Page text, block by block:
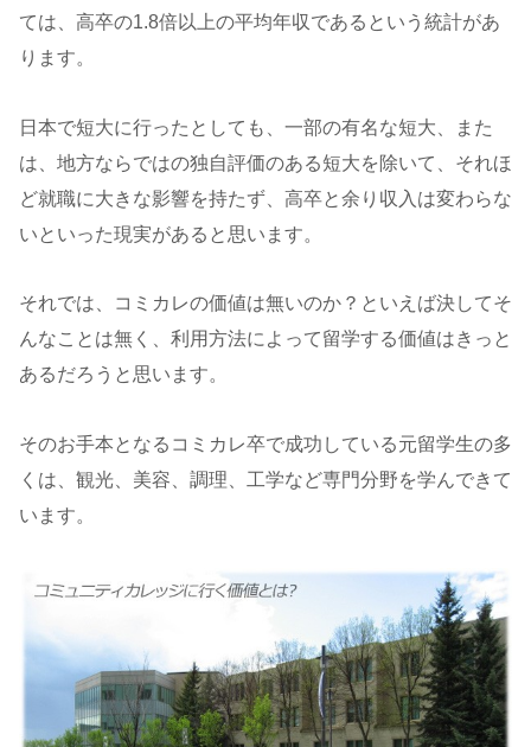
ては、高卒の1.8倍以上の平均年収であるという統計があ
ります。
日本で短大に行ったとしても、一部の有名な短大、また
は、地方ならではの独自評価のある短大を除いて、それほ
ど就職に大きな影響を持たず、高卒と余り収入は変わらな
いといった現実があると思います。
それでは、コミカレの価値は無いのか？といえば決してそ
んなことは無く、利用方法によって留学する価値はきっと
あるだろうと思います。
そのお手本となるコミカレ卒で成功している元留学生の多
くは、観光、美容、調理、工学など専門分野を学んできて
います。